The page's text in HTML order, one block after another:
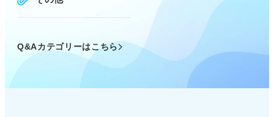
Q&Aカテゴリーはこちら